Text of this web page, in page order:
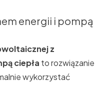
energii i pompą
z
ciepła to rozwiązanie
wykorzystać